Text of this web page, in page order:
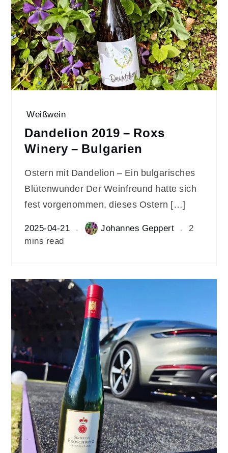
Weißwein
Dandelion 2019 – Roxs
Winery – Bulgarien
Ostern mit Dandelion – Ein bulgarisches
Blütenwunder Der Weinfreund hatte sich
fest vorgenommen, dieses Ostern […]
2025-04-21 Johannes Geppert
2
mins read